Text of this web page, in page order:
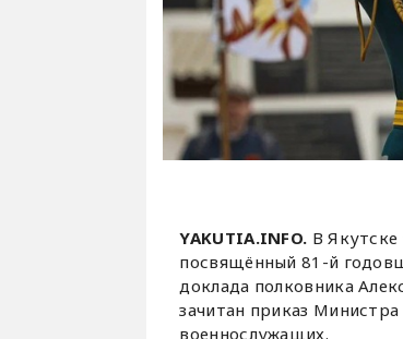
YAKUTIA.INFO. В
посвящённый 81-й
доклада полковника
зачитан приказ
военнослужащих.